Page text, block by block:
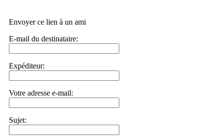
Envoyer ce lien à un ami
E-mail du destinataire:
Expéditeur:
Votre adresse e-mail:
Sujet: